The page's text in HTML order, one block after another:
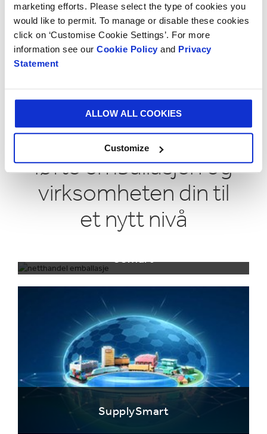
marketing efforts. Please select the type of cookies you
would like to permit. To manage or disable these cookies
click on ‘Customise Cookie Settings’. For more
information see our Cookie Policy and Privacy
Statement
ALLOW ALL COOKIES
Customize
Pakkemaskiner
TJENESTER DESIGNET FOR DEG
Tjenester som kan
løfte emballasjen og
virksomheten din til
et nytt nivå
eSmart
SupplySmart